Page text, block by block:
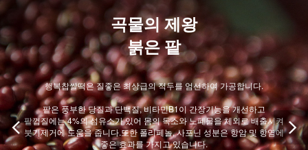
곡물의 제왕
붉은 팥
행복찹쌀떡은 질좋은 최상급의 적두를 엄선하여 가공합니다.
팥은 풍부한 당질과 단백질, 비타민B1이 간장기능을 개선하고
팥껍질에는 4%의 섬유소가 있어 몸의 독소와 노폐물을 체외로 배출시켜
붓기제거에 도움을 줍니다.또한 폴리페놀, 사포닌 성분은 항암 및 항염에
좋은 효과를 가지고 있습니다.